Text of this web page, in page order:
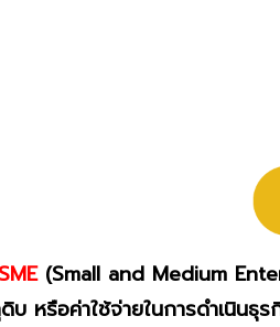
(Small and Medium
หรือค่าใช้จ่ายในการดำเนินธุ